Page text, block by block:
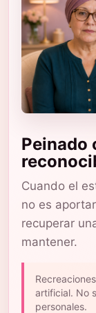
Peinado
Cuando el
no es
recuperar
mantener.
artificial. No
personales.